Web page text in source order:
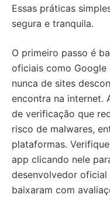
Essas práticas
segura e tranquila.
O primeiro passo é
oficiais como Google
nunca de sites
encontra na internet.
de verificação que
risco de malwares,
plataformas.
app clicando nele
desenvolvedor oficial
baixaram com